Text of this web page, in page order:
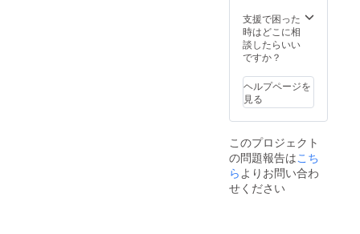
支援で困った
時はどこに相
談したらいい
ですか？
ヘルプページを
見る
このプロジェクト
の問題報告はこち
ら よりお問い合わ
せください